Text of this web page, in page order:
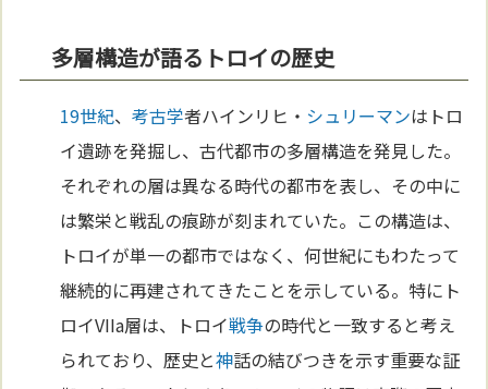
多層構造が語るトロイの歴史
19世紀、考古学者ハインリヒ・ シュリーマンはトロ
イ遺跡を発掘し、古代都市の多層構造を発見した。
それぞれの層は異なる時代の都市を表し、その中に
は繁栄と戦乱の痕跡が刻まれていた。この構造は、
トロイが単一の都市ではなく、何世紀にもわたって
継続的に再建されてきたことを示している。特にト
ロイVIIa層は、トロイ戦争の時代と一致すると考え
られており、歴史と神話の結びつきを示す重要な証